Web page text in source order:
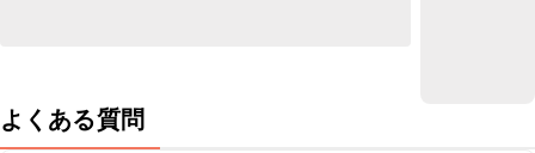
よくある質問